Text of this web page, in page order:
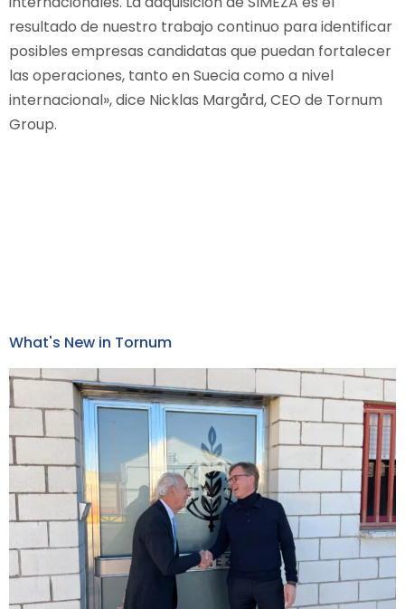
resultado de nuestro trabajo continuo para identificar
posibles empresas candidatas que puedan fortalecer
las operaciones, tanto en Suecia como a nivel
internacional», dice Nicklas Margård, CEO de Tornum
Group.
What's New in Tornum